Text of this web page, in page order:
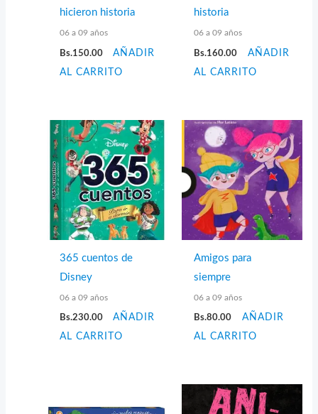
hicieron historia
06 a 09 años
Bs.150.00
AÑADIR
AL CARRITO
historia
06 a 09 años
Bs.160.00
AÑADIR
AL CARRITO
365 cuentos de
Disney
06 a 09 años
Bs.230.00
AÑADIR
AL CARRITO
Amigos para
siempre
06 a 09 años
Bs.80.00
AÑADIR
AL CARRITO